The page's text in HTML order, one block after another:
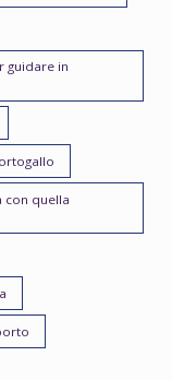
guidare in
con quella